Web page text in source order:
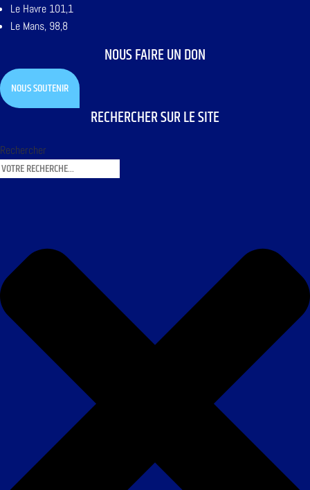
Le Havre 101,1
Le Mans, 98,8
NOUS FAIRE UN DON
NOUS SOUTENIR
RECHERCHER SUR LE SITE
Rechercher